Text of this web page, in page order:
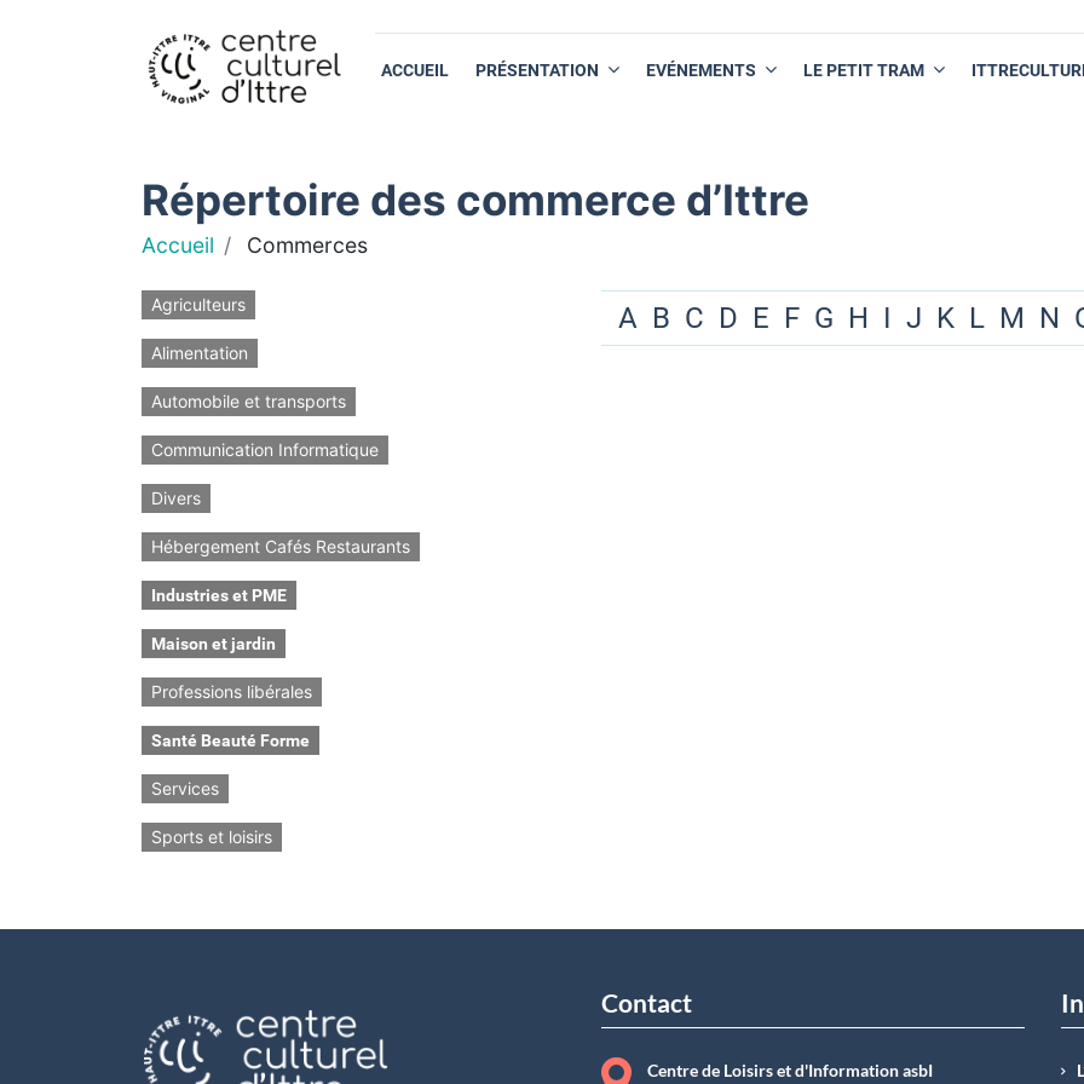
ACCUEIL PRÉSENTATION EVÉNEMENTS LE PETIT TRAM
Répertoire des commerce d’Ittre
Accueil Commerces
Agriculteurs
Alimentation
Automobile et transports
Communication Informatique
Divers
Hébergement Cafés Restaurants
Industries et PME
Maison et jardin
Professions libérales
Santé Beauté Forme
Services
Sports et loisirs
A B C D E F G H I J K L M N
Contact
Centre de Loisirs et d'Information asbI